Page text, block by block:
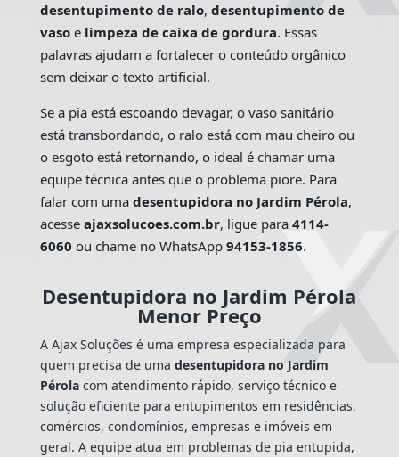
desentupimento de ralo, desentupimento de
vasoe limpeza de caixa de gordura. Essas
palavras ajudam a fortalecer o conteúdo orgânico
sem deixar o texto artificial.
Se a pia está escoando devagar, o vaso sanitário
está transbordando, o ralo está com mau cheiro ou
o esgoto está retornando, o ideal é chamar uma
equipe técnica antes que o problema piore. Para
falar com uma desentupidora no Jardim Pérola,
acesse ajaxsolucoes.com.br, ligue para 4114-
6060 ou chame no WhatsApp 94153-1856.
Desentupidora no Jardim Pérola
Menor Preço
A Ajax Soluções é uma empresa especializada para
quem precisa de uma desentupidora no Jardim
Pérolacom atendimento rápido, serviço técnico e
solução eficiente para entupimentos em residências,
comércios, condomínios, empresas e imóveis em
geral. A equipe atua em problemas de pia entupida,